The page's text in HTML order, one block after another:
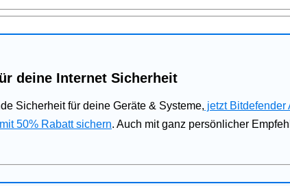
deine Internet Sicherheit
Sicherheit für deine Geräte & Systeme, jetzt Bitdefender
50% Rabatt sichern. Auch mit ganz persönlicher